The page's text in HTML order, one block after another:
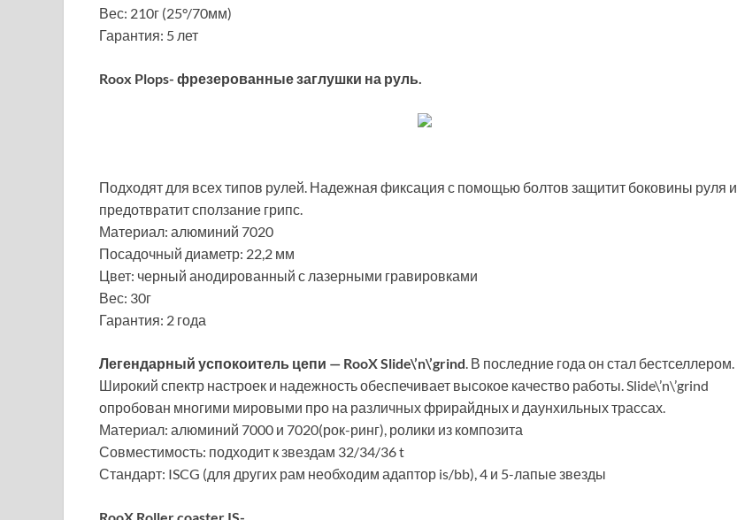
Вес: 210г (25°/70мм)
Гарантия: 5 лет
Roox Plops- фрезерованные заглушки на руль.
Подходят для всех типов рулей. Надежная фиксация с помощью болтов защитит боковины руля и
предотвратит сползание грипс.
Материал: алюминий 7020
Посадочный диаметр: 22,2 мм
Цвет: черный анодированный с лазерными гравировками
Вес: 30г
Гарантия: 2 года
Легендарный успокоитель цепи — RooX Slide\’n\’grind. В последние года он стал бестселлером.
Широкий спектр настроек и надежность обеспечивает высокое качество работы. Slide\’n\’grind
опробован многими мировыми про на различных фрирайдных и даунхильных трассах.
Материал: алюминий 7000 и 7020(рок-ринг), ролики из композита
Совместимость: подходит к звездам 32/34/36 t
Стандарт: ISCG (для других рам необходим адаптор is/bb), 4 и 5-лапые звезды